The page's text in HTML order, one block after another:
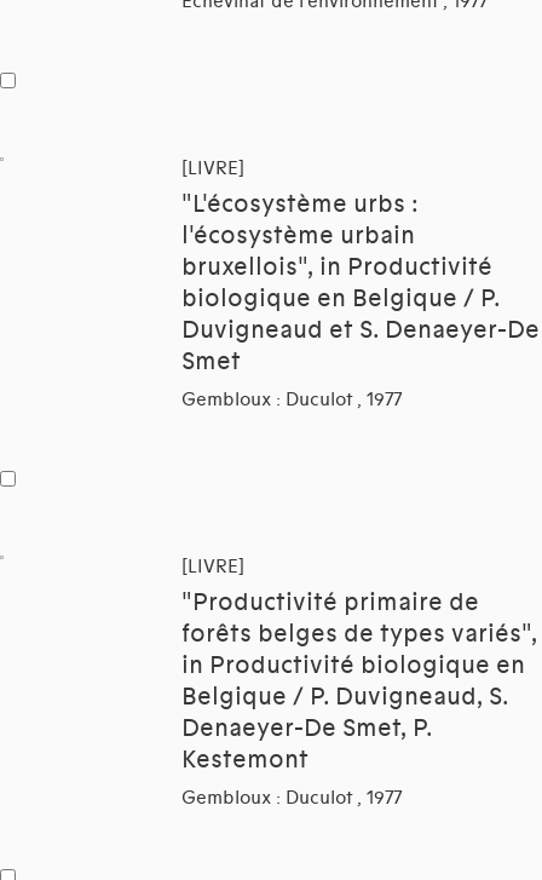
[LIVRE]
"L'écosystème urbs :
l'écosystème urbain
bruxellois", in Productivité
biologique en Belgique / P.
Duvigneaud et S. Denaeyer-De
Smet
Gembloux : Duculot , 1977
[LIVRE]
"Productivité primaire de
forêts belges de types variés",
in Productivité biologique en
Belgique / P. Duvigneaud, S.
Denaeyer-De Smet, P.
Kestemont
Gembloux : Duculot , 1977